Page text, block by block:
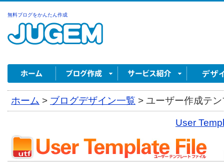
無料ブログをかんたん作成
ホーム > ブログデザイン一覧 > ユーザー作成テ
User